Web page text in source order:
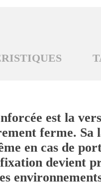
est la
ferme. Sa
en cas de
devient